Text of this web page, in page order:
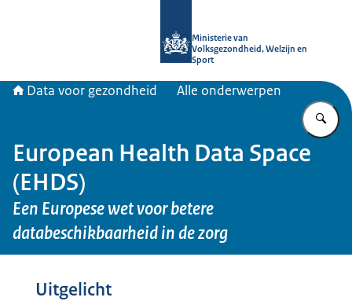
Ministerie van
Volksgezondheid, Welzijn en
Sport
Data voor gezondheid Alle onderwerpen
European Health Data Space
(EHDS)
Een Europese wet voor betere
databeschikbaarheid in de zorg
Uitgelicht